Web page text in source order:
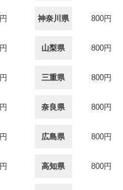
神奈川県 800円
山梨県 800円
三重県 800円
奈良県 800円
広島県 800円
高知県 800円